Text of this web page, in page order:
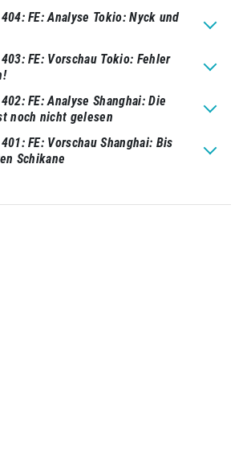
FE: Analyse Tokio: Nyck und
FE: Vorschau Tokio: Fehler
FE: Analyse Shanghai: Die
noch nicht gelesen
FE: Vorschau Shanghai: Bis
Schikane